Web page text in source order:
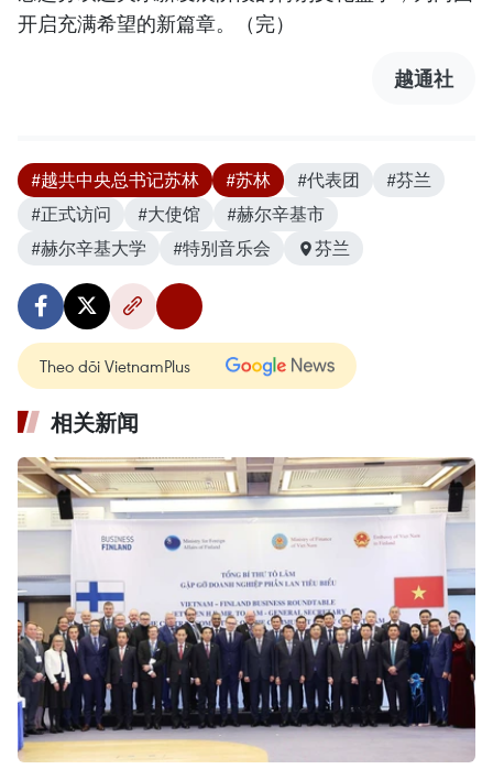
开启充满希望的新篇章。（完）
越通社
#越共中央总书记苏林 #苏林 #代表团
#芬兰
#正式访问
#大使馆
#赫尔辛基市
#赫尔辛基大学
#特别音乐会 芬兰
Theo dõi VietnamPlus
相关新闻